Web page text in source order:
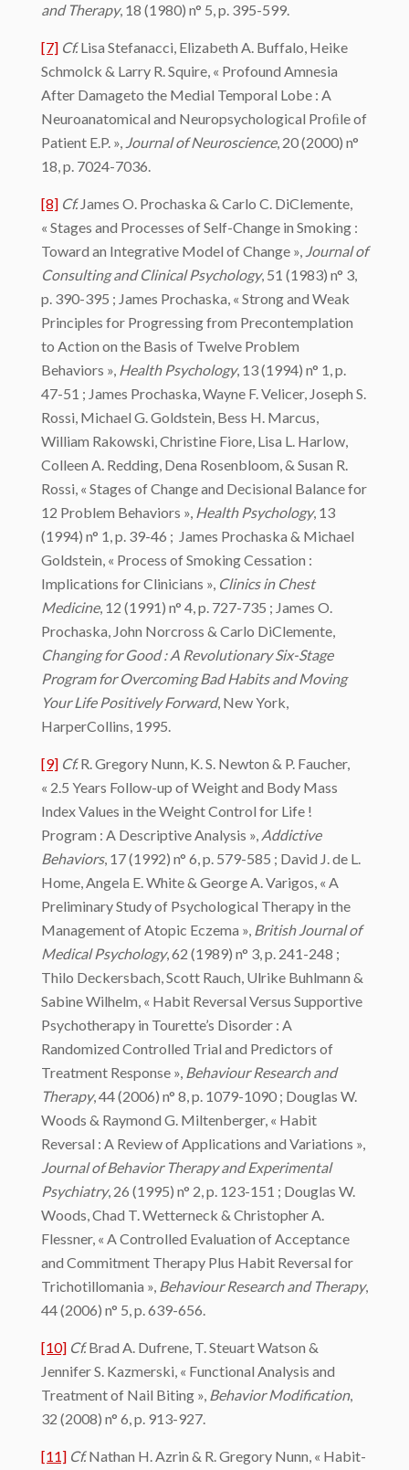
and Therapy, 18 (1980) n° 5, p. 395-599.
[7] Cf.Lisa Stefanacci, Elizabeth A. Buffalo, Heike
Schmolck & Larry R. Squire, « Profound Amnesia
After Damageto the Medial Temporal Lobe : A
Neuroanatomical and Neuropsychological Proﬁle of
Patient E.P. », Journal of Neuroscience, 20 (2000) n°
18, p. 7024-7036.
[8] Cf. James O. Prochaska & Carlo C. DiClemente,
« Stages and Processes of Self-Change in Smoking :
Toward an Integrative Model of Change », Journal of
Consulting and Clinical Psychology, 51 (1983) n° 3,
p. 390-395 ; James Prochaska, « Strong and Weak
Principles for Progressing from Precontemplation
to Action on the Basis of Twelve Problem
Behaviors », Health Psychology, 13 (1994) n° 1, p.
47-51 ; James Prochaska, Wayne F. Velicer, Joseph S.
Rossi, Michael G. Goldstein, Bess H. Marcus,
William Rakowski, Christine Fiore, Lisa L. Harlow,
Colleen A. Redding, Dena Rosenbloom, & Susan R.
Rossi, « Stages of Change and Decisional Balance for
12 Problem Behaviors », Health Psychology, 13
(1994) n° 1, p. 39-46 ; James Prochaska & Michael
Goldstein, « Process of Smoking Cessation :
Implications for Clinicians », Clinics in Chest
Medicine, 12 (1991) n° 4, p. 727-735 ; James O.
Prochaska, John Norcross & Carlo DiClemente,
Changing for Good : A Revolutionary Six-Stage
Program for Overcoming Bad Habits and Moving
Your Life Positively Forward, New York,
HarperCollins, 1995.
[9] Cf.R. Gregory Nunn, K. S. Newton & P. Faucher,
« 2.5 Years Follow-up of Weight and Body Mass
Index Values in the Weight Control for Life !
Program : A Descriptive Analysis », Addictive
Behaviors, 17 (1992) n° 6, p. 579-585 ; David J. de L.
Home, Angela E. White & George A. Varigos, « A
Preliminary Study of Psychological Therapy in the
Management of Atopic Eczema », British Journal of
Medical Psychology, 62 (1989) n° 3, p. 241-248 ;
Thilo Deckersbach, Scott Rauch, Ulrike Buhlmann &
Sabine Wilhelm, « Habit Reversal Versus Supportive
Psychotherapy in Tourette’s Disorder : A
Randomized Controlled Trial and Predictors of
Treatment Response », Behaviour Research and
Therapy, 44 (2006) n° 8, p. 1079-1090 ; Douglas W.
Woods & Raymond G. Miltenberger, « Habit
Reversal : A Review of Applications and Variations »,
Journal of Behavior Therapy and Experimental
Psychiatry, 26 (1995) n° 2, p. 123-151 ; Douglas W.
Woods, Chad T. Wetterneck & Christopher A.
Flessner, « A Controlled Evaluation of Acceptance
and Commitment Therapy Plus Habit Reversal for
Trichotillomania », Behaviour Research and Therapy,
44 (2006) n° 5, p. 639-656.
[10] Cf.Brad A. Dufrene, T. Steuart Watson &
Jennifer S. Kazmerski, « Functional Analysis and
Treatment of Nail Biting », Behavior Modification,
32 (2008) n° 6, p. 913-927.
[11] Cf.Nathan H. Azrin & R. Gregory Nunn, « Habit-